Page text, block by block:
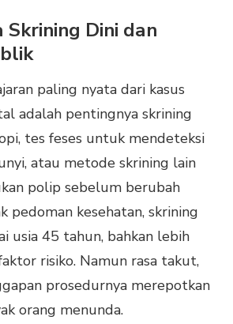
Skrining Dini dan
paling nyata dari kasus
adalah pentingnya skrining
tes feses untuk mendeteksi
atau metode skrining lain
polip sebelum berubah
pedoman kesehatan, skrining
usia 45 tahun, bahkan lebih
risiko. Namun rasa takut,
prosedurnya merepotkan
orang menunda.